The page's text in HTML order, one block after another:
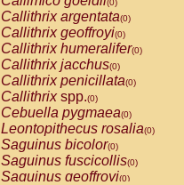
(0)
Callithrix argentata(0)
Callithrix geoffroyi(0)
Callithrix humeralifer(0)
Callithrix jacchus(0)
Callithrix penicillata(0)
Callithrixspp.(0)
Cebuella pygmaea(0)
Leontopithecus rosalia(0)
Saguinus bicolor(0)
Saguinus fuscicollis(0)
Saguinus geoffroyi(0)